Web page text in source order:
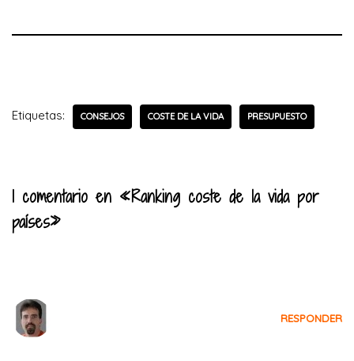
Etiquetas: CONSEJOS COSTE DE LA VIDA PRESUPUESTO
1 comentario en «Ranking coste de la vida por
países»
RESPONDER